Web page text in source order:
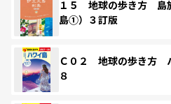
１５ 地球の歩き方
島①）３訂版
Ｃ０２ 地球の歩き方
８